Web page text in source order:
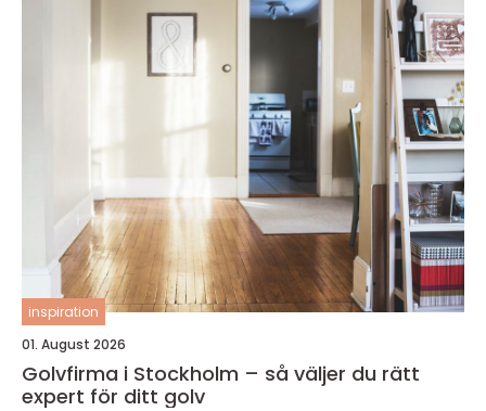
inspiration
01. August 2026
Golvfirma i Stockholm – så väljer du rätt
expert för ditt golv